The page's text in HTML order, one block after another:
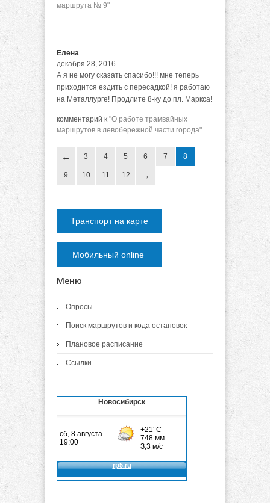
маршрута № 9"
Елена
декабря 28, 2016
А я не могу сказать спасибо!!! мне теперь
приходится ездить с пересадкой! я работаю
на Металлурге! Продлите 8-ку до пл. Маркса!
комментарий к "О работе трамвайных
маршрутов в левобережной части города"
3 4 5 6 7 8
9 10 11 12
Транспорт на карте
Мобильный online
Меню
Опросы
Поиск маршрутов и кода остановок
Плановое расписание
Ссылки
Новосибирск